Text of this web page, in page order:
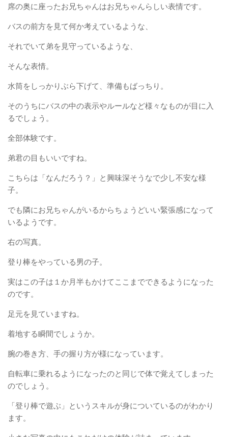
席の奥に座ったお兄ちゃんはお兄ちゃんらしい表情です。
バスの前方を見て何か考えているような、
それでいて弟を見守っているような、
そんな表情。
水筒をしっかりぶら下げて、準備もばっちり。
そのうちにバスの中の表示やルールなど様々なものが目に入
るでしょう。
全部体験です。
弟君の目もいいですね。
こちらは「なんだろう？」と興味深そうなで少し不安な様
子。
でも隣にお兄ちゃんがいるからちょうどいい緊張感になって
いるようです。
右の写真。
登り棒をやっている男の子。
実はこの子は１か月半もかけてここまでできるようになった
のです。
足元を見ていますね。
着地する瞬間でしょうか。
腕の巻き方、手の握り方が様になっています。
自転車に乗れるようになったのと同じで体で覚えてしまった
のでしょう。
「登り棒で遊ぶ」というスキルが身についているのがわかり
ます。